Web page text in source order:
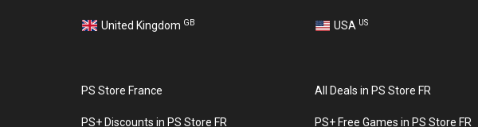
United Kingdom GB USA US
PS Store France All Deals in PS Store FR
PS+ Discounts in PS Store FR PS+ Free Games in PS Store FR